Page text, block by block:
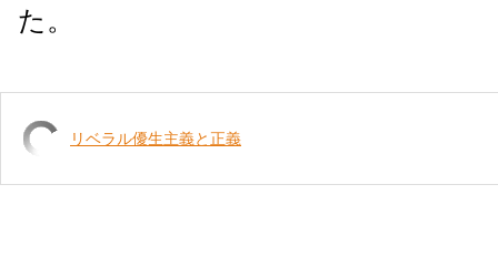
た。
リベラル優生主義と正義